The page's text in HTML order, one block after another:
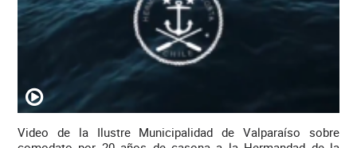
Video de la Ilustre Municipalidad de Valparaíso sobre